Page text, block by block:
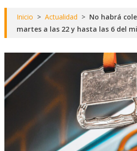
Inicio > Actualidad > No habrá
martes a las 22 y hasta las 6 del